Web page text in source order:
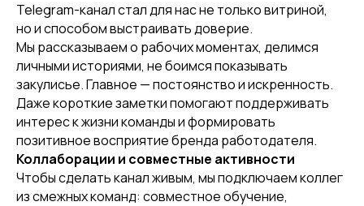
Telegram-канал стал для нас не только витриной,
но и способом выстраивать доверие.
Мы рассказываем о рабочих моментах, делимся
личными историями, не боимся показывать
закулисье. Главное — постоянство и искренность.
Даже короткие заметки помогают поддерживать
интерес к жизни команды и формировать
позитивное восприятие бренда работодателя.
Коллаборации и совместные активности
Чтобы сделать канал живым, мы подключаем коллег
из смежных команд: совместное обучение,